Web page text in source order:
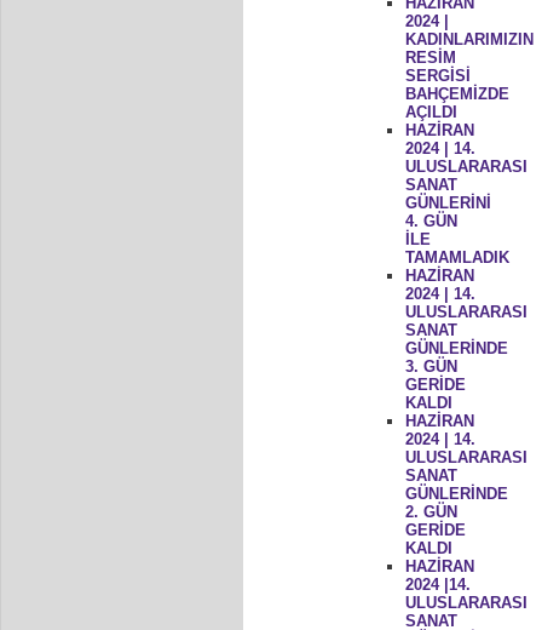
2024 |
KADINLARIMIZIN
RESİM
SERGİSİ
BAHÇEMİZDE
AÇILDI
HAZİRAN
2024 | 14.
ULUSLARARASI
SANAT
GÜNLERİNİ
4. GÜN
İLE
TAMAMLADIK
HAZİRAN
2024 | 14.
ULUSLARARASI
SANAT
GÜNLERİNDE
3. GÜN
GERİDE
KALDI
HAZİRAN
2024 | 14.
ULUSLARARASI
SANAT
GÜNLERİNDE
2. GÜN
GERİDE
KALDI
HAZİRAN
2024 |14.
ULUSLARARASI
SANAT